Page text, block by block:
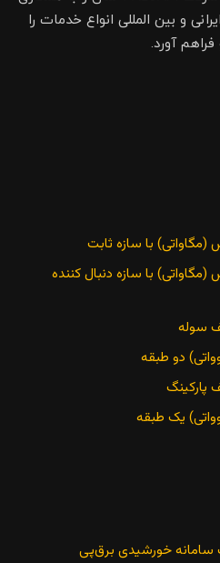
و بین المللی انواع خدمات را
آورد.
با سازه ثابت
با سازه دنبال کننده
سوله
دو طبقه
پارکینگ
یک طبقه
سامانه خورشیدی برق‌پی